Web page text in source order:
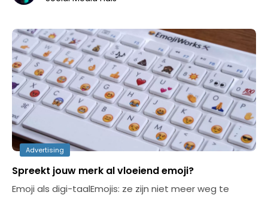
Advertising
Spreekt jouw merk al vloeiend emoji?
Emoji als digi-taalEmojis: ze zijn niet meer weg te